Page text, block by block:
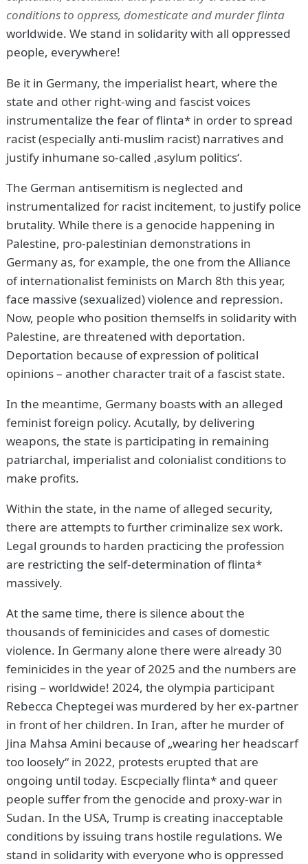
conditions to oppress, domesticate and murder flinta
worldwide. We stand in solidarity with all oppressed
people, everywhere!
Be it in Germany, the imperialist heart, where the
state and other right-wing and fascist voices
instrumentalize the fear of flinta* in order to spread
racist (especially anti-muslim racist) narratives and
justify inhumane so-called ‚asylum politics‘.
The German antisemitism is neglected and
instrumentalized for racist incitement, to justify police
brutality. While there is a genocide happening in
Palestine, pro-palestinian demonstrations in
Germany as, for example, the one from the Alliance
of internationalist feminists on March 8th this year,
face massive (sexualized) violence and repression.
Now, people who position themselfs in solidarity with
Palestine, are threatened with deportation.
Deportation because of expression of political
opinions – another character trait of a fascist state.
In the meantime, Germany boasts with an alleged
feminist foreign policy. Acutally, by delivering
weapons, the state is participating in remaining
patriarchal, imperialist and colonialist conditions to
make profits.
Within the state, in the name of alleged security,
there are attempts to further criminalize sex work.
Legal grounds to harden practicing the profession
are restricting the self-determination of flinta*
massively.
At the same time, there is silence about the
thousands of feminicides and cases of domestic
violence. In Germany alone there were already 30
feminicides in the year of 2025 and the numbers are
rising – worldwide! 2024, the olympia participant
Rebecca Cheptegei was murdered by her ex-partner
in front of her children. In Iran, after he murder of
Jina Mahsa Amini because of „wearing her headscarf
too loosely“ in 2022, protests erupted that are
ongoing until today. Escpecially flinta* and queer
people suffer from the genocide and proxy-war in
Sudan. In the USA, Trump is creating inacceptable
conditions by issuing trans hostile regulations. We
stand in solidarity with everyone who is oppressed